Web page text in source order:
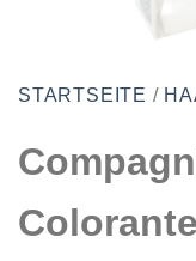
STARTSEITE /